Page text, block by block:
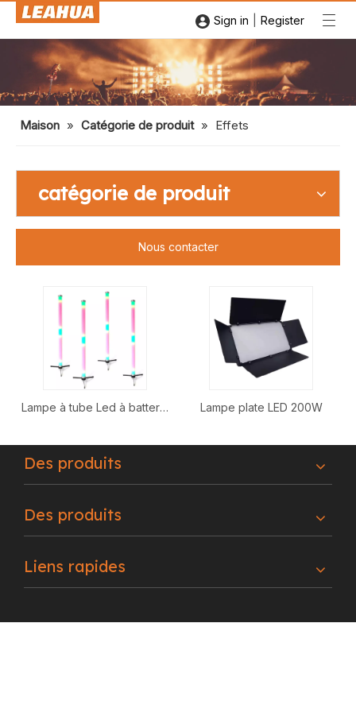
Sign in Register
Maison » Catégorie de produit » Effets
catégorie de produit
Nous contacter
Lampe à tube Led à batterie
Lampe plate LED 200W
Des produits
Des produits
Liens rapides